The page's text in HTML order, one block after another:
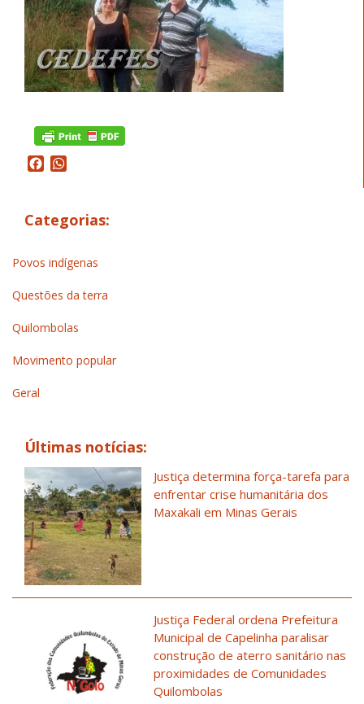
Facebook
Categorias:
Povos indígenas
Questões da terra
Quilombolas
Movimento popular
Geral
Últimas notícias:
Justiça determina força-tarefa para
enfrentar crise humanitária dos
Maxakali em Minas Gerais
Justiça Federal ordena Prefeitura
Municipal de Capelinha paralisar
construção de aterro sanitário nas
proximidades de Comunidades
Quilombolas